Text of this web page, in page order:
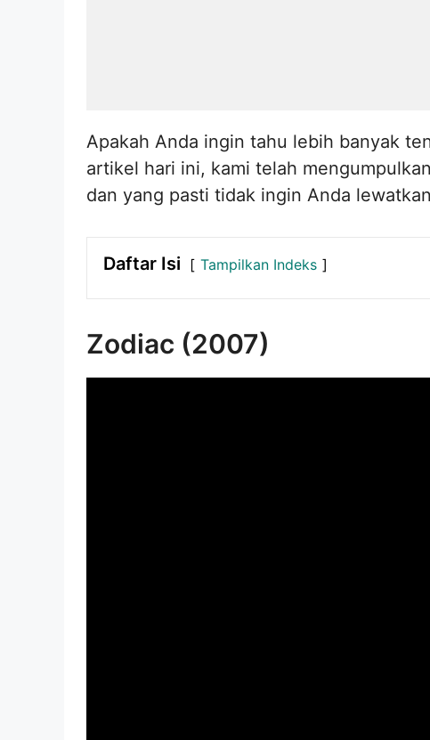
Apakah Anda ingin tahu lebih banyak
artikel hari ini, kami telah
dan yang pasti tidak ingin Anda
Daftar Isi Tampilkan Indeks
Zodiac (2007)